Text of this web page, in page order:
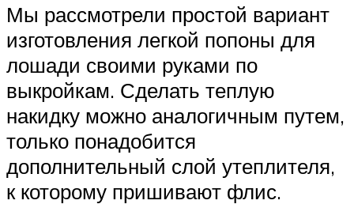
Мы рассмотрели простой вариант
изготовления легкой попоны для
лошади своими руками по
выкройкам. Сделать теплую
накидку можно аналогичным путем,
только понадобится
дополнительный слой утеплителя,
к которому пришивают флис.